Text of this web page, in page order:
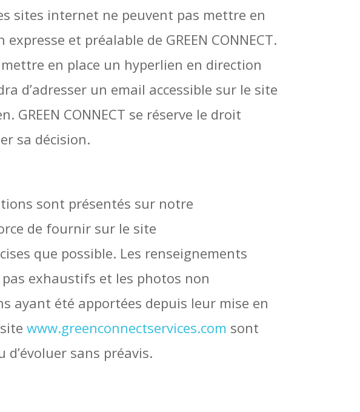
sites internet ne peuvent pas mettre en
et préalable de GREEN CONNECT.
en place un hyperlien en direction
d’adresser un email accessible sur le site
CONNECT se réserve le droit
sa décision.
sont présentés sur notre
de fournir sur le site
que possible. Les renseignements
exhaustifs et les photos non
ayant été apportées depuis leur mise en
sitewww.greenconnectservices.com sont
sans préavis.